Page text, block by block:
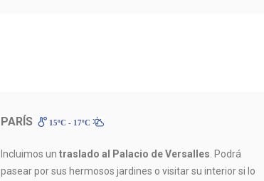
PARÍS 15ºC - 17ºC
Incluimos untraslado al Palacio de Versalles . Podrá
pasear por sus hermosos jardines o visitar su interior si lo